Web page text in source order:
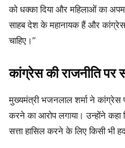
को धक्का दिया और महिलाओं का
साहब देश के महानायक हैं और
चाहिए।”
कांग्रेस की राजनीति पर
मुख्यमंत्री भजनलाल शर्मा ने कांग्रेस
करने का आरोप लगाया। उन्होंने
सत्ता हासिल करने के लिए किसी भी